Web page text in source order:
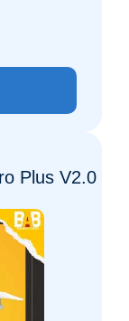
Plus V2.0